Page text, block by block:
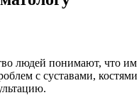
людей понимают,
с суставами,